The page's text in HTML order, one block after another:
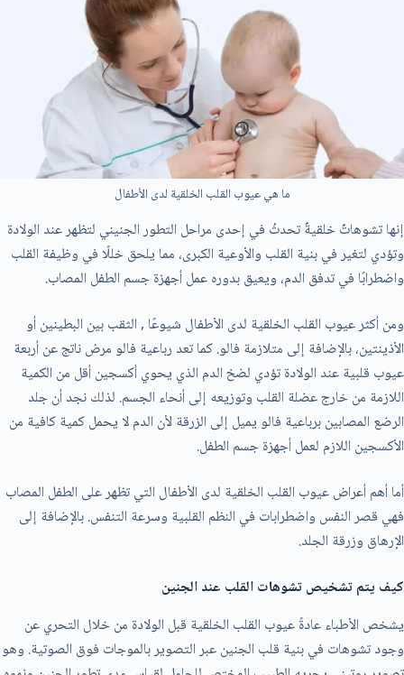
ما هي عيوب القلب الخلقية لدى الأطفال
إنها تشوهاتٌ خلقيةٌ تحدثُ في إحدى مراحل التطور الجنيني لتظهر عند الولادة
وتؤدي لتغير في بنية القلب والأوعية الكبرى، مما يلحق خللًا في وظيفة القلب
واضطرابًا في تدفق الدم، ويعيق بدوره عمل أجهزة جسم الطفل المصاب.
ومن أكثر عيوب القلب الخلقية لدى الأطفال شيوعًا , الثقب بين البطينين أو
الأذينتين، بالإضافة إلى متلازمة فالو. كما تعد رباعية فالو مرض ناتج عن أربعة
عيوب قلبية عند الولادة تؤدي لضخ الدم الذي يحوي أكسجين أقل من الكمية
اللازمة من خارج عضلة القلب وتوزيعه إلى أنحاء الجسم. لذلك نجد أن جلد
الرضع المصابين برباعية فالو يميل إلى الزرقة لأن الدم لا يحمل كمية كافية من
الأكسجين اللازم لعمل أجهزة جسم الطفل.
أما أهم أعراض عيوب القلب الخلقية لدى الأطفال التي تظهر على الطفل المصاب
فهي قصر النفس واضطرابات في النظم القلبية وسرعة التنفس. بالإضافة إلى
الإرهاق وزرقة الجلد.
كيف يتم تشخيص تشوهات القلب عند الجنين
يشخص الأطباء عادةً عيوب القلب الخلقية قبل الولادة من خلال التحري عن
وجود تشوهات في بنية قلب الجنين عبر التصوير بالموجات فوق الصوتية. وهو